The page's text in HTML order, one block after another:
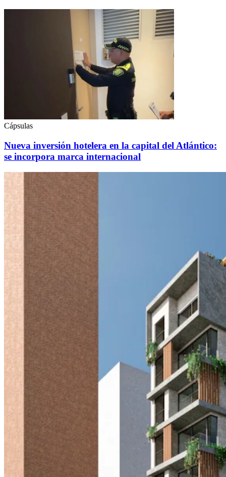
Cápsulas
Nueva inversión hotelera en la capital del Atlántico:
se incorpora marca internacional